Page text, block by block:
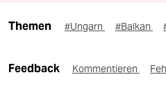
Themen #Ungarn #Balkan
Feedback Kommentieren